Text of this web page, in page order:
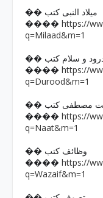
�� میلاد النبی کتب
���� https://
q=Milaad&m=1
درود و سلام کتب
���� https://
q=Durood&m=1
نعت مصطفی کتب
���� https://
q=Naat&m=1
�� وظائف کتب
���� https://
q=Wazaif&m=1